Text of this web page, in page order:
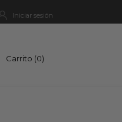
Iniciar sesión
Carrito (0)